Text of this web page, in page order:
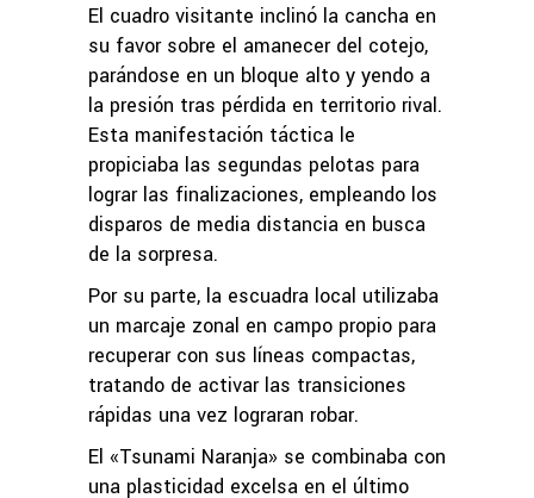
El cuadro visitante inclinó la cancha en
su favor sobre el amanecer del cotejo,
parándose en un bloque alto y yendo a
la presión tras pérdida en territorio rival.
Esta manifestación táctica le
propiciaba las segundas pelotas para
lograr las finalizaciones, empleando los
disparos de media distancia en busca
de la sorpresa.
Por su parte, la escuadra local utilizaba
un marcaje zonal en campo propio para
recuperar con sus líneas compactas,
tratando de activar las transiciones
rápidas una vez lograran robar.
El «Tsunami Naranja» se combinaba con
una plasticidad excelsa en el último